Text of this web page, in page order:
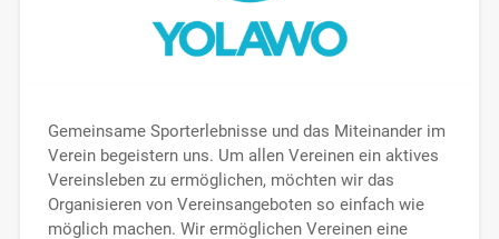
Gemeinsame Sporterlebnisse und das Miteinander im
Verein begeistern uns. Um allen Vereinen ein aktives
Vereinsleben zu ermöglichen, möchten wir das
Organisieren von Vereinsangeboten so einfach wie
möglich machen. Wir ermöglichen Vereinen eine